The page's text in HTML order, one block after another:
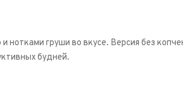
нотками груши во вкусе. Версия без
будней.